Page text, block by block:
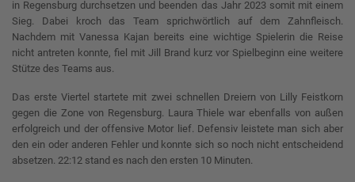
in Regensburg durchsetzen und beenden das Jahr 2023 somit mit einem
Sieg. Dabei kroch das Team sprichwörtlich auf dem Zahnfleisch.
Nachdem mit Vanessa Kajan bereits eine wichtige Spielerin die Reise
nicht antreten konnte, fiel mit Jill Brand kurz vor Spielbeginn eine weitere
Stütze des Teams aus.
Das erste Viertel startete mit zwei schnellen Dreiern von Lilly Feistkorn
gegen die Zone von Regensburg. Laura Thiele war ebenfalls von außen
erfolgreich und der offensive Motor lief. Defensiv leistete man sich aber
den ein oder anderen Fehler und konnte sich so noch nicht entscheidend
absetzen. 22:12 stand es nach den ersten 10 Minuten.